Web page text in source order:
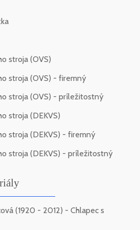
stroja (OVS)
stroja (OVS) - firemný
stroja (OVS) - príležitostný
stroja (DEKVS)
stroja (DEKVS) - firemný
stroja (DEKVS) - príležitostný
(1920 - 2012) - Chlapec s